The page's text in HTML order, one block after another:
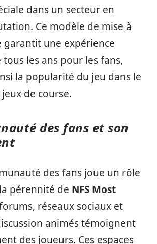
dans un secteur en
Ce modèle de mise à
une expérience
les ans pour les fans,
la popularité du jeu dans le
de course.
des fans et son
des fans joue un rôle
pérennité de NFS Most
réseaux sociaux et
animés témoignent
des joueurs. Ces espaces